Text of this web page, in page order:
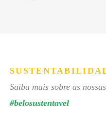
Saiba mais sobre as
#belosustentavel